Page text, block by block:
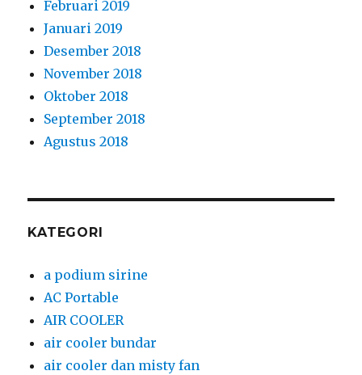
Februari 2019
Januari 2019
Desember 2018
November 2018
Oktober 2018
September 2018
Agustus 2018
KATEGORI
a podium sirine
AC Portable
AIR COOLER
air cooler bundar
air cooler dan misty fan